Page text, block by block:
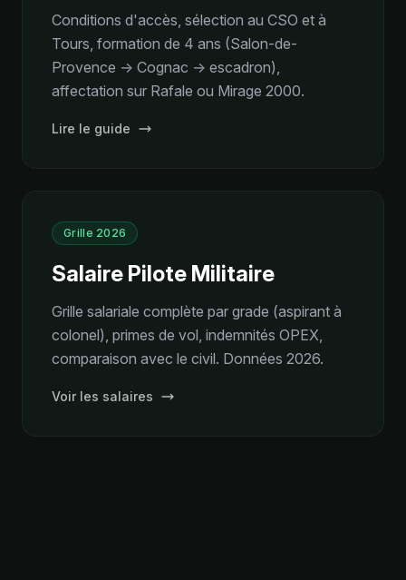
Conditions d'accès, sélection au CSO et à
Tours, formation de 4 ans (Salon-de-
Provence → Cognac → escadron),
affectation sur Rafale ou Mirage 2000.
Lire le guide
Grille 2026
Salaire Pilote Militaire
Grille salariale complète par grade (aspirant à
colonel), primes de vol, indemnités OPEX,
comparaison avec le civil. Données 2026.
Voir les salaires